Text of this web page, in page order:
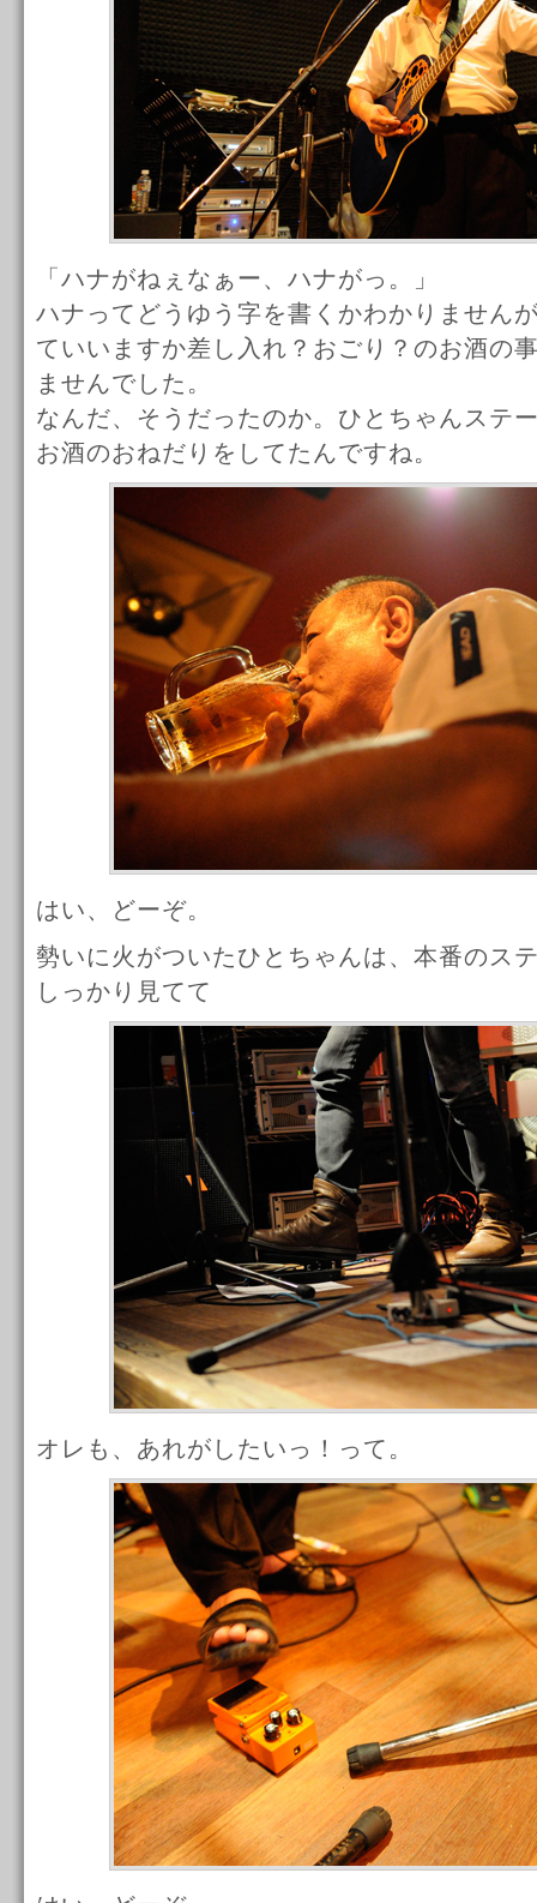
「ハナがねぇなぁー、ハナがっ。」
ハナってどうゆう字を書くかわかりません
ていいますか差し入れ？おごり？のお酒の
ませんでした。
なんだ、そうだったのか。ひとちゃんステ
お酒のおねだりをしてたんですね。
はい、どーぞ。
勢いに火がついたひとちゃんは、本番のス
しっかり見てて
オレも、あれがしたいっ！って。